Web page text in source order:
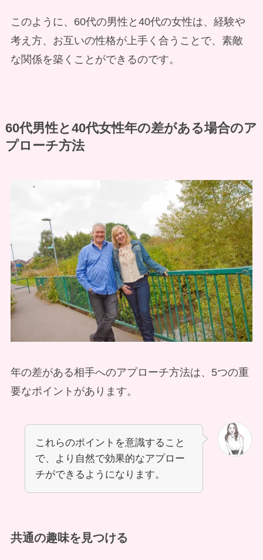
このように、60代の男性と40代の女性は、経験や
考え方、お互いの性格が上手く合うことで、素敵
な関係を築くことができるのです。
60代男性と40代女性年の差がある場合のア
プローチ方法
年の差がある相手へのアプローチ方法は、5つの重
要なポイントがあります。
これらのポイントを意識すること
で、より自然で効果的なアプロー
チができるようになります。
共通の趣味を見つける